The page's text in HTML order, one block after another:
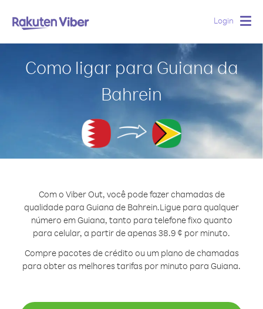
Login
Como ligar para Guiana da
Bahrein
Com o Viber Out, você pode fazer chamadas de
qualidade para Guiana de Bahrein.Ligue para qualquer
número em Guiana, tanto para telefone fixo quanto
para celular, a partir de apenas 38.9 ¢ por minuto.
Compre pacotes de crédito ou um plano de chamadas
para obter as melhores tarifas por minuto para Guiana.